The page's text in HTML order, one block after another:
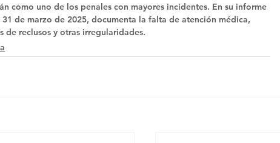
como uno de los penales con mayores incidentes. En su informe
de marzo de 2025, documenta la falta de atención médica,
de reclusos y otras irregularidades.